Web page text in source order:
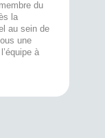
du
la
au sein de
une
à